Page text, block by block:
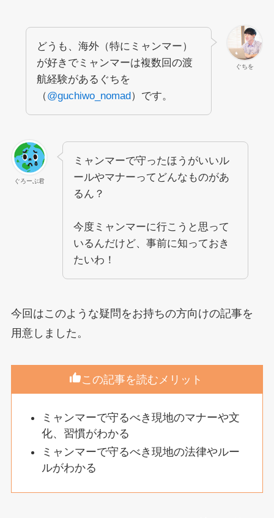
ぐちを
どうも、海外（特にミャンマー）
が好きでミャンマーは複数回の渡
航経験があるぐちを
（@guchiwo_nomad）です。
ぐろーぶ君
ミャンマーで守ったほうがいいル
ールやマナーってどんなものがあ
るん？
今度ミャンマーに行こうと思って
いるんだけど、事前に知っておき
たいわ！
今回はこのような疑問をお持ちの方向けの記事を
用意しました。
この記事を読むメリット
ミャンマーで守るべき現地のマナーや文
化、習慣がわかる
ミャンマーで守るべき現地の法律やルー
ルがわかる